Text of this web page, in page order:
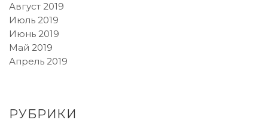
Август 2019
Июль 2019
Июнь 2019
Май 2019
Апрель 2019
РУБРИКИ